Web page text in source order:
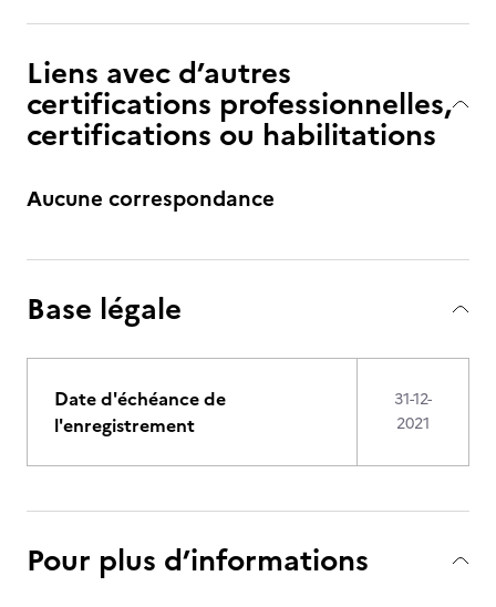
Liens avec d’autres
certifications professionnelles,
certifications ou habilitations
Aucune correspondance
Base légale
Date d'échéance de
l'enregistrement
31-12-
2021
Pour plus d’informations